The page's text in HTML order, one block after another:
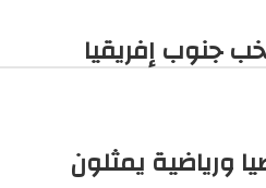
جنوب إفريقيا
المتوسط “تارانتو 2026”: 120 رياضيا ورياضية يمثلون